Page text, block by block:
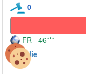
0
FR - 46***
Italie